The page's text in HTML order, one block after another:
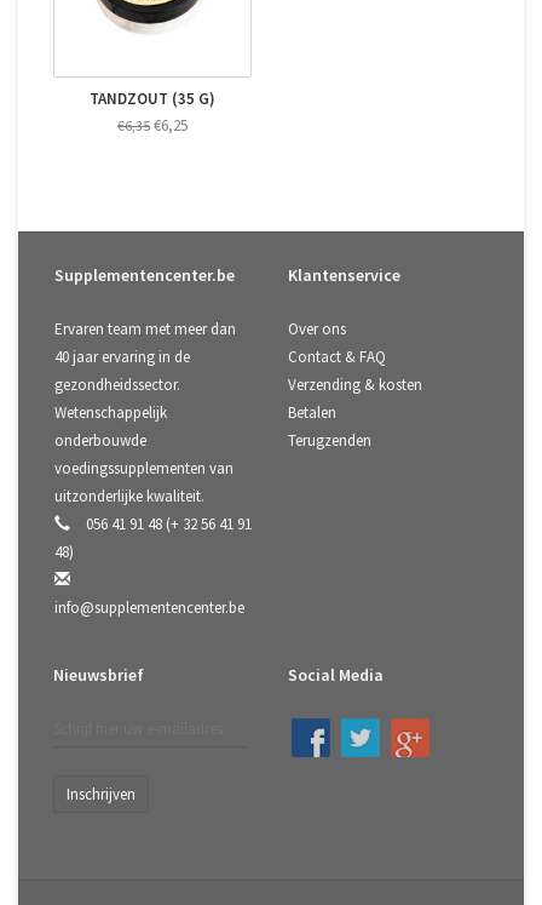
TANDZOUT (35 G)
€6,35 €6,25
Supplementencenter.be
Ervaren team met meer dan
40 jaar ervaring in de
gezondheidssector.
Wetenschappelijk
onderbouwde
voedingssupplementen van
uitzonderlijke kwaliteit.
056 41 91 48 (+ 32 56 41 91
48)
info@supplementencenter.be
Klantenservice
Over ons
Contact & FAQ
Verzending & kosten
Betalen
Terugzenden
Nieuwsbrief
Inschrijven
Social Media